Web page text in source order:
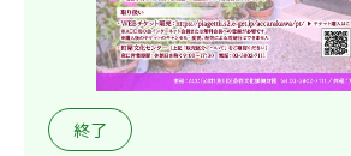
終了